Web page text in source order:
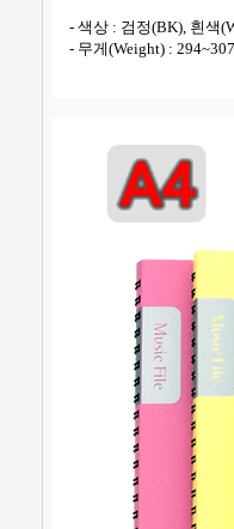
- 색상 : 검정(BK), 흰색
- 무게(Weight) :